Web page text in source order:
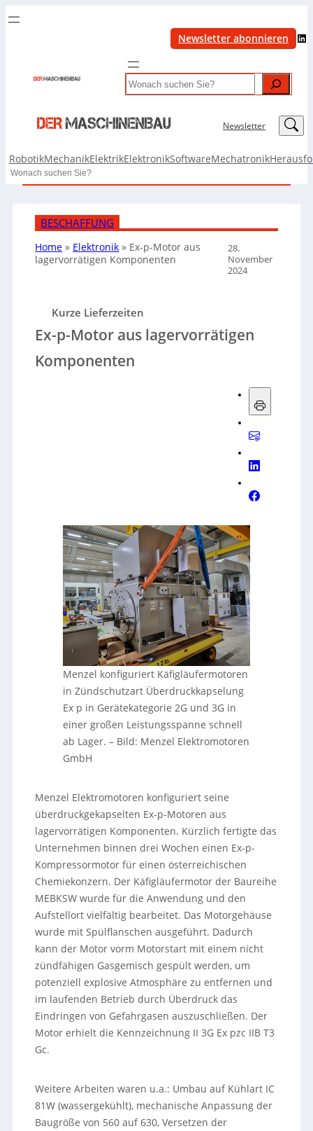
Newsletter abonnieren LinkedIn
Search
Newsletter LinkedIn
RobotikMechanikElektrikElektronikSoftwareMechatronik
Search
BESCHAFFUNG
Home » Elektronik » Ex-p-Motor aus
lagervorrätigen Komponenten
28.
November
2024
Kurze Lieferzeiten
Ex-p-Motor aus lagervorrätigen
Komponenten
Menzel konfiguriert Käfigläufermotoren
in Zündschutzart Überdruckkapselung
Ex p in Gerätekategorie 2G und 3G in
einer großen Leistungsspanne schnell
ab Lager. – Bild: Menzel Elektromotoren
GmbH
Menzel Elektromotoren konfiguriert seine
überdruckgekapselten Ex-p-Motoren aus
lagervorrätigen Komponenten. Kürzlich fertigte das
Unternehmen binnen drei Wochen einen Ex-p-
Kompressormotor für einen österreichischen
Chemiekonzern. Der Käfigläufermotor der Baureihe
MEBKSW wurde für die Anwendung und den
Aufstellort vielfältig bearbeitet. Das Motorgehäuse
wurde mit Spülflanschen ausgeführt. Dadurch
kann der Motor vorm Motorstart mit einem nicht
zündfähigen Gasgemisch gespült werden, um
potenziell explosive Atmosphäre zu entfernen und
im laufenden Betrieb durch Überdruck das
Eindringen von Gefahrgasen auszuschließen. Der
Motor erhielt die Kennzeichnung II 3G Ex pzc IIB T3
Gc.
Weitere Arbeiten waren u.a.: Umbau auf Kühlart IC
81W (wassergekühlt), mechanische Anpassung der
Baugröße von 560 auf 630, Versetzen der